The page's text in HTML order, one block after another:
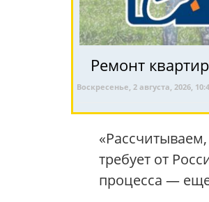
Ремонт
Воскресенье, 2 августа, 2026,
требует от
процесса —